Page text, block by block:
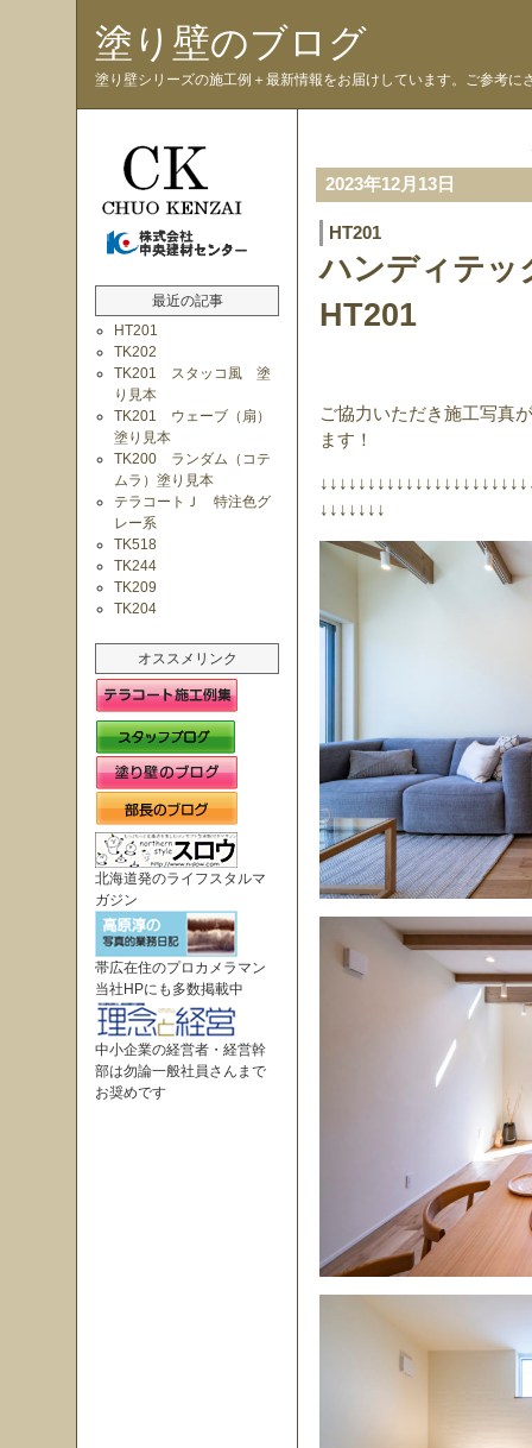
塗り壁のブログ
塗り壁シリーズの施工例＋最新情報をお届けしています。ご参考に
最近の記事
HT201
TK202
TK201 スタッコ風 塗
り見本
TK201 ウェーブ（扇）
塗り見本
TK200 ランダム（コテ
ムラ）塗り見本
テラコートＪ 特注色グ
レー系
TK518
TK244
TK209
TK204
オススメリンク
北海道発のライフスタルマ
ガジン
帯広在住のプロカメラマン
当社HPにも多数掲載中
中小企業の経営者・経営幹
部は勿論一般社員さんまで
お奨めです
2023年12月13日
HT201
ハンディテ
HT201
ご協力いただき施工写真
ます！
↓↓↓↓↓↓↓